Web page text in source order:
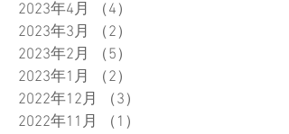
2023年4月
（4）
2023年3月
（2）
2023年2月
（5）
2023年1月
（2）
2022年12月
（3）
2022年11月
（1）